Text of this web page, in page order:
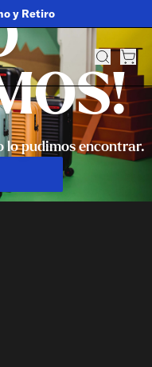
y Retiro
lo pudimos encontrar.